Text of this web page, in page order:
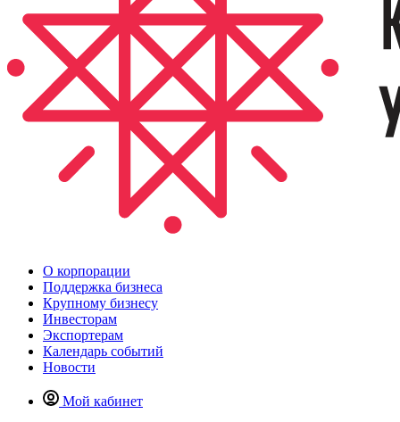
О корпорации
Поддержка бизнеса
Крупному бизнесу
Инвесторам
Экспортерам
Календарь событий
Новости
Мой кабинет